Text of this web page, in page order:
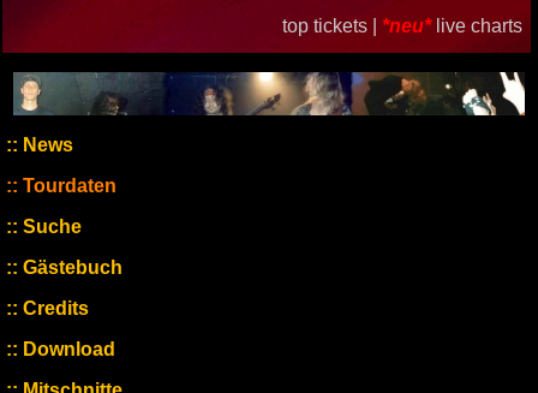
top tickets | *neu* live charts
News
Tourdaten
Suche
Gästebuch
Credits
Download